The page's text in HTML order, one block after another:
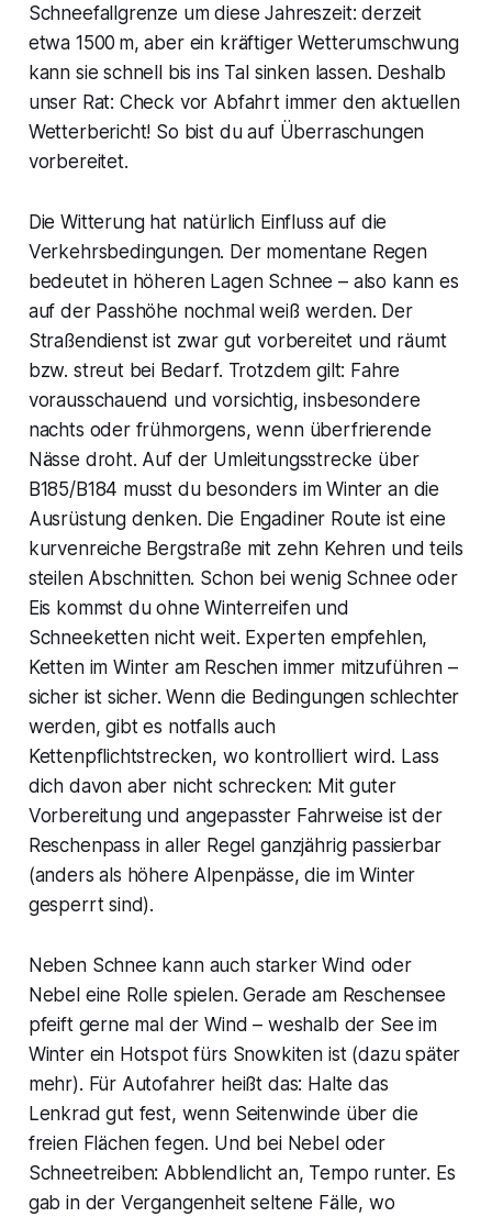
Schneefallgrenze um diese Jahreszeit: derzeit
etwa 1500 m, aber ein kräftiger Wetterumschwung
kann sie schnell bis ins Tal sinken lassen. Deshalb
unser Rat: Check vor Abfahrt immer den aktuellen
Wetterbericht! So bist du auf Überraschungen
vorbereitet.
Die Witterung hat natürlich Einfluss auf die
Verkehrsbedingungen. Der momentane Regen
bedeutet in höheren Lagen Schnee – also kann es
auf der Passhöhe nochmal weiß werden. Der
Straßendienst ist zwar gut vorbereitet und räumt
bzw. streut bei Bedarf. Trotzdem gilt: Fahre
vorausschauend und vorsichtig, insbesondere
nachts oder frühmorgens, wenn überfrierende
Nässe droht. Auf der Umleitungsstrecke über
B185/B184 musst du besonders im Winter an die
Ausrüstung denken. Die Engadiner Route ist eine
kurvenreiche Bergstraße mit zehn Kehren und teils
steilen Abschnitten. Schon bei wenig Schnee oder
Eis kommst du ohne Winterreifen und
Schneeketten nicht weit. Experten empfehlen,
Ketten im Winter am Reschen immer mitzuführen –
sicher ist sicher. Wenn die Bedingungen schlechter
werden, gibt es notfalls auch
Kettenpflichtstrecken, wo kontrolliert wird. Lass
dich davon aber nicht schrecken: Mit guter
Vorbereitung und angepasster Fahrweise ist der
Reschenpass in aller Regel ganzjährig passierbar
(anders als höhere Alpenpässe, die im Winter
gesperrt sind).
Neben Schnee kann auch starker Wind oder
Nebel eine Rolle spielen. Gerade am Reschensee
pfeift gerne mal der Wind – weshalb der See im
Winter ein Hotspot fürs Snowkiten ist (dazu später
mehr). Für Autofahrer heißt das: Halte das
Lenkrad gut fest, wenn Seitenwinde über die
freien Flächen fegen. Und bei Nebel oder
Schneetreiben: Abblendlicht an, Tempo runter. Es
gab in der Vergangenheit seltene Fälle, wo